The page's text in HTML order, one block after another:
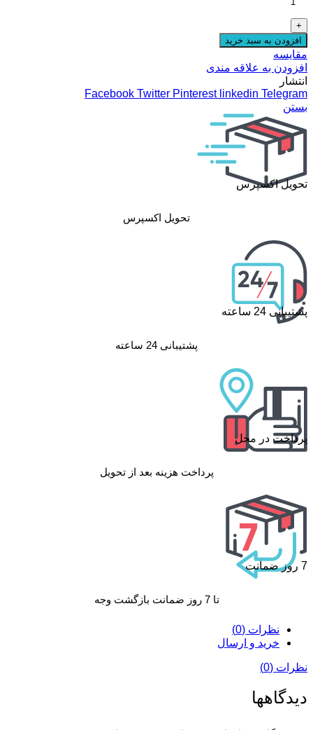
افزودن به سبد خرید
مقایسه
افزودن به علاقه مندی
انتشار
Facebook Twitter Pinterest linkedin Telegram
بستن
تحویل اکسپرس
تحویل اکسپرس
پشتیبانی 24 ساعته
پشتیبانی 24 ساعته
پرداخت در محل
پرداخت هزینه بعد از تحویل
7 روز ضمانت
تا 7 روز ضمانت بازگشت وجه
نظرات (0)
خرید و ارسال
نظرات (0)
دیدگاهها